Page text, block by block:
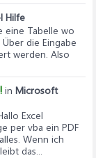
Hilfe
eine Tabelle wo
die Eingabe
werden. Also
in Microsoft
Excel
per vba ein PDF
Wenn ich
das...